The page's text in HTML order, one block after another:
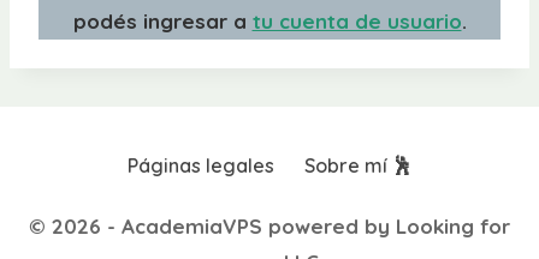
podés ingresar a tu cuenta de usuario.
Páginas legales Sobre mí 🕺
© 2026 - AcademiaVPS powered by Looking for